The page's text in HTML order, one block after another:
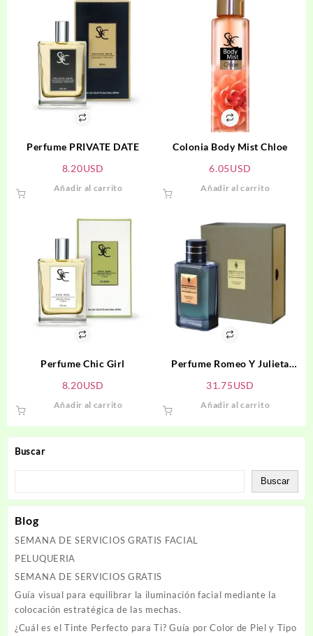
Buscar
Buscar
Blog
SEMANA DE SERVICIOS GRATIS FACIAL
PELUQUERIA
SEMANA DE SERVICIOS GRATIS
Guía visual para equilibrar la iluminación facial mediante la
colocación estratégica de las mechas.
¿Cuál es el Tinte Perfecto para Ti? Guía por Color de Piel y Tipo
Perfume PRIVATE DATE
8.20USD
Añadir al carrito
Colonia Body Mist Chloe
6.05USD
Añadir al carrito
Perfume Chic Girl
8.20USD
Añadir al carrito
Perfume Romeo Y Julieta
31.75USD
Añadir al carrito